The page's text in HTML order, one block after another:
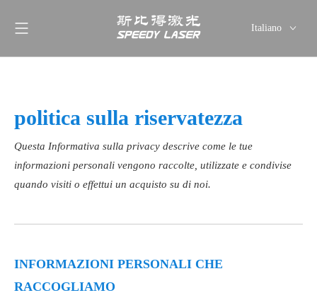
Italiano
politica sulla riservatezza
Questa Informativa sulla privacy descrive come le tue
informazioni personali vengono raccolte, utilizzate e condivise
quando visiti o effettui un acquisto su di noi.
INFORMAZIONI PERSONALI CHE
RACCOGLIAMO